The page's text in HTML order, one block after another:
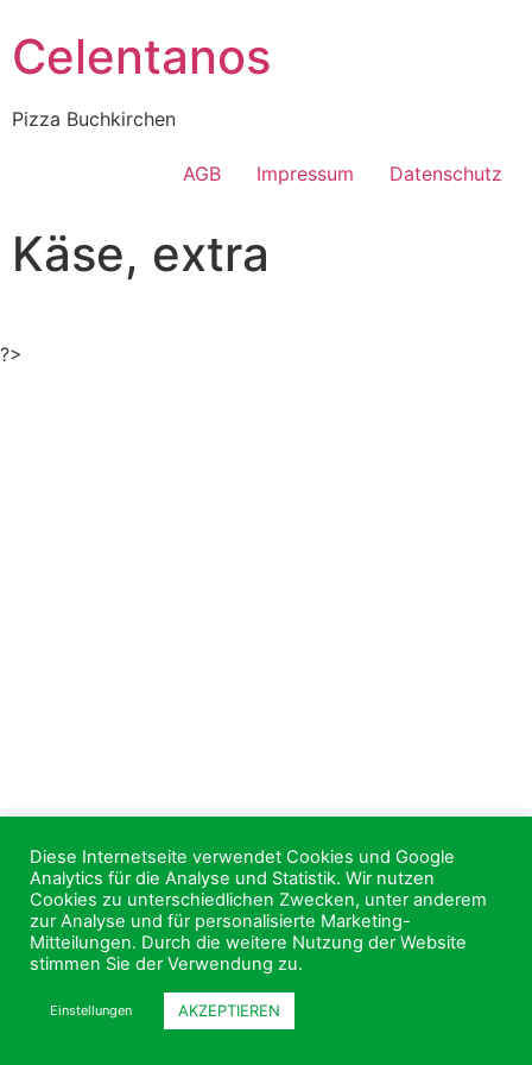
Celentanos
Pizza Buchkirchen
AGB Impressum Datenschutz
Käse, extra
Diese Internetseite verwendet Cookies und Google
Analytics für die Analyse und Statistik. Wir nutzen
Cookies zu unterschiedlichen Zwecken, unter anderem
zur Analyse und für personalisierte Marketing-
Mitteilungen. Durch die weitere Nutzung der Website
stimmen Sie der Verwendung zu.
Einstellungen AKZEPTIEREN
?>